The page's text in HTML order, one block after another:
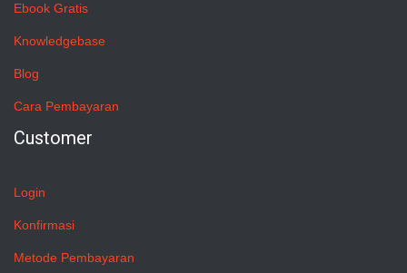
Ebook Gratis
Knowledgebase
Blog
Cara Pembayaran
Customer
Login
Konfirmasi
Metode Pembayaran